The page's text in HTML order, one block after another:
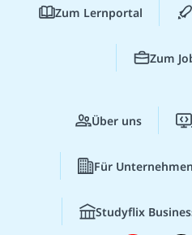
Zum Lernportal
Zum
Über uns
Für Unternehmen
Studyflix